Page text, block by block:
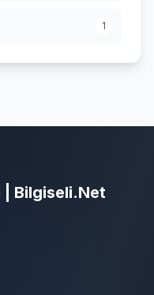
1
| Bilgiseli.Net